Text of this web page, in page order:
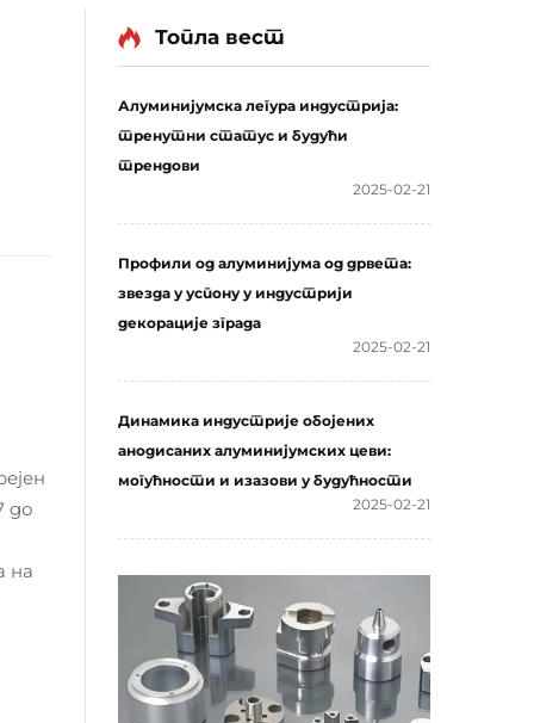
до
на
Топла вест
Алуминијумска легура индустрија:
тренутни статус и будући
трендови
2025-02-21
Профили од алуминијума од дрвета:
звезда у успону у индустрији
декорације зграда
2025-02-21
Динамика индустрије обојених
анодисаних алуминијумских цеви:
могућности и изазови у будућности
2025-02-21